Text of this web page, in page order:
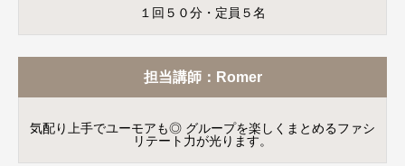
１回５０分・定員５名
担当講師：Romer
気配り上手でユーモアも◎ グループを楽しくまとめるファシ
リテート力が光ります。